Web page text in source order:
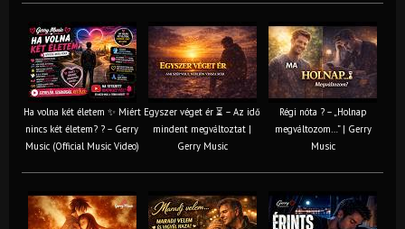
Ha volna két életem ✨ Miért
nincs két életem? ? – Gerry
Music (Official Music Video)
Egyszer véget ér ⏳ – Az idő
mindent megváltoztat |
Gerry Music
Régi nóta ? – „Holnap
megváltozom…” | Gerry
Music